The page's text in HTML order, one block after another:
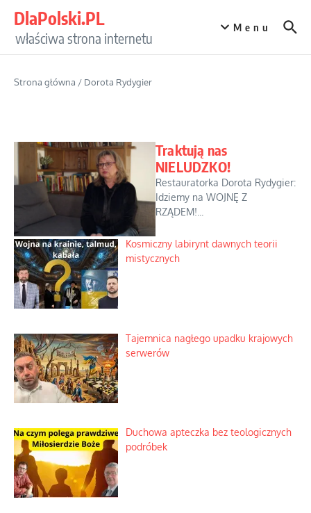
DlaPolski.PL
właściwa strona internetu
Menu
Strona główna / Dorota Rydygier
Traktują nas
NIELUDZKO!
Restauratorka Dorota Rydygier:
Idziemy na WOJNĘ Z
RZĄDEM!...
Kosmiczny labirynt dawnych teorii
mistycznych
Tajemnica nagłego upadku krajowych
serwerów
Duchowa apteczka bez teologicznych
podróbek